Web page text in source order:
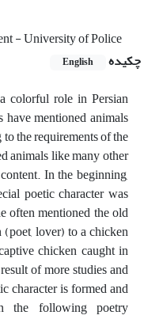
- University of Police
چکیده
English
colorful role in Persian
have mentioned animals
the requirements of the
animals like many other
In the beginning,
poetic character was
often mentioned the old
lover) to a chicken
chicken caught in
of more studies and
character is formed and
the following poetry